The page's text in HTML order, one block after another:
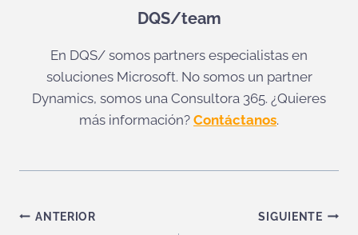
DQS/team
En DQS/ somos partners especialistas en
soluciones Microsoft. No somos un partner
Dynamics, somos una Consultora 365. ¿Quieres
más información? Contáctanos.
Navegación
ANTERIOR SIGUIENTE